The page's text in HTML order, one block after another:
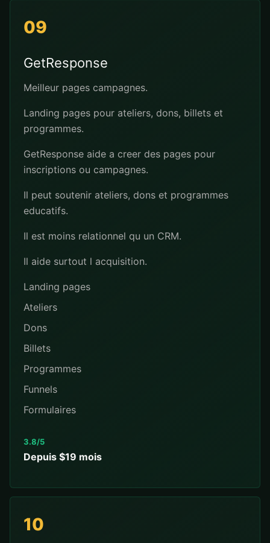
09
GetResponse
Meilleur pages campagnes.
Landing pages pour ateliers, dons, billets et
programmes.
GetResponse aide a creer des pages pour
inscriptions ou campagnes.
Il peut soutenir ateliers, dons et programmes
educatifs.
Il est moins relationnel qu un CRM.
Il aide surtout l acquisition.
Landing pages
Ateliers
Dons
Billets
Programmes
Funnels
Formulaires
3.8/5
Depuis $19 mois
10